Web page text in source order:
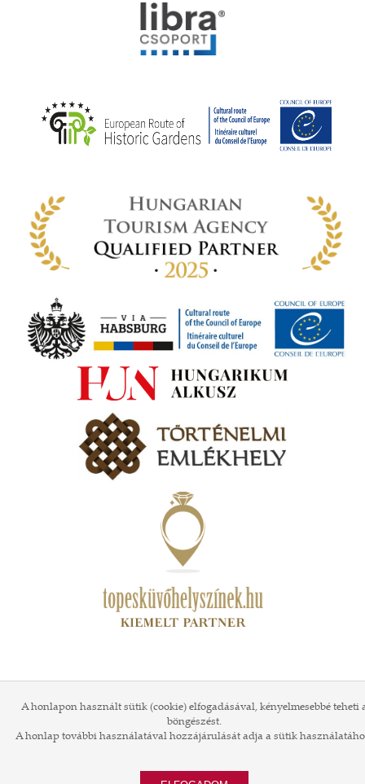
A honlapon használt sütik (cookie) elfogadásával, kényelmesebbé teheti
böngészést.
A honlap további használatával hozzájárulását adja a sütik